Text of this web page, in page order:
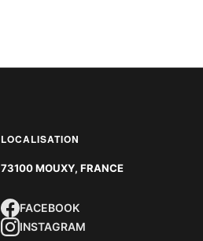
LOCALISATION
73100 MOUXY, FRANCE
FACEBOOK
INSTAGRAM